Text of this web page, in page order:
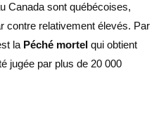
Canada sont québécoises,
contre relativement élevés. Par
la Péché mortel qui obtient
jugée par plus de 20 000